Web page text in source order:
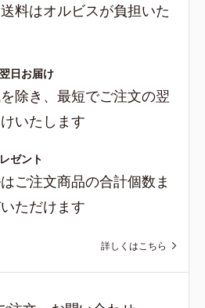
料はオルビスが負担いた
日お届け
除き、最短でご注文の翌
いたします
ゼント
ご注文商品の合計個数ま
ただけます
詳しくはこちら